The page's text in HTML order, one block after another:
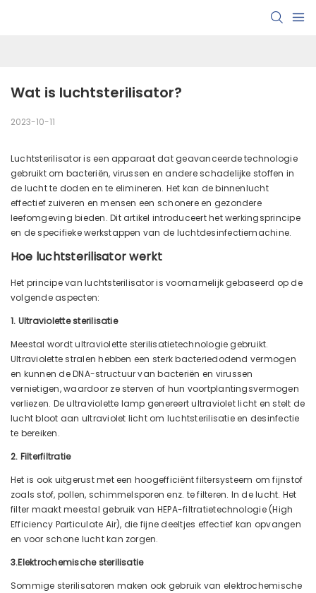
Wat is luchtsterilisator?
2023-10-11
Luchtsterilisator is een apparaat dat geavanceerde technologie
gebruikt om bacteriën, virussen en andere schadelijke stoffen in
de lucht te doden en te elimineren. Het kan de binnenlucht
effectief zuiveren en mensen een schonere en gezondere
leefomgeving bieden. Dit artikel introduceert het werkingsprincipe
en de specifieke werkstappen van de luchtdesinfectiemachine.
Hoe luchtsterilisator werkt
Het principe van luchtsterilisator is voornamelijk gebaseerd op de
volgende aspecten:
1. Ultraviolette sterilisatie
Meestal wordt ultraviolette sterilisatietechnologie gebruikt.
Ultraviolette stralen hebben een sterk bacteriedodend vermogen
en kunnen de DNA-structuur van bacteriën en virussen
vernietigen, waardoor ze sterven of hun voortplantingsvermogen
verliezen. De ultraviolette lamp genereert ultraviolet licht en stelt de
lucht bloot aan ultraviolet licht om luchtsterilisatie en desinfectie
te bereiken.
2. Filterfiltratie
Het is ook uitgerust met een hoogefficiënt filtersysteem om fijnstof
zoals stof, pollen, schimmelsporen enz. te filteren. In de lucht. Het
filter maakt meestal gebruik van HEPA-filtratietechnologie (High
Efficiency Particulate Air), die fijne deeltjes effectief kan opvangen
en voor schone lucht kan zorgen.
3.Elektrochemische sterilisatie
Sommige sterilisatoren maken ook gebruik van elektrochemische